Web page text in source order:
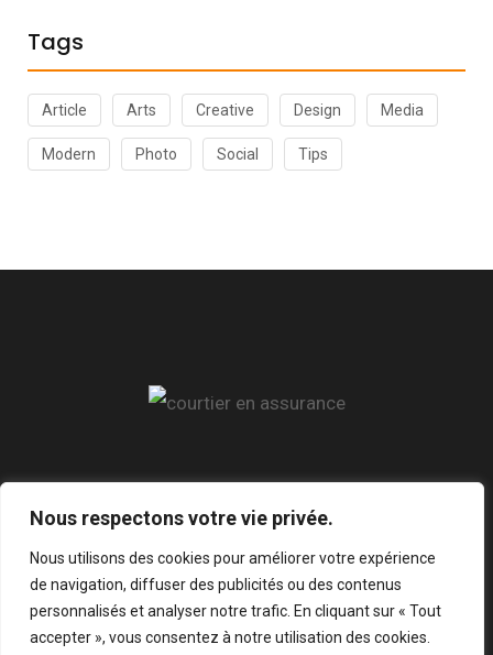
Nous respectons votre vie privée.
Nous utilisons des cookies pour améliorer votre expérience
de navigation, diffuser des publicités ou des contenus
personnalisés et analyser notre trafic. En cliquant sur « Tout
accepter », vous consentez à notre utilisation des cookies.
Tags
Article Arts Creative Design Media
Modern Photo Social Tips